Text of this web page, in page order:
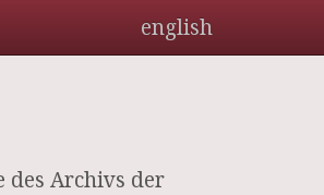
english
des Archivs der